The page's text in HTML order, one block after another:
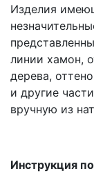
Изделия
линии хамон,
дерева,
и другие
вручную из
Инструкция